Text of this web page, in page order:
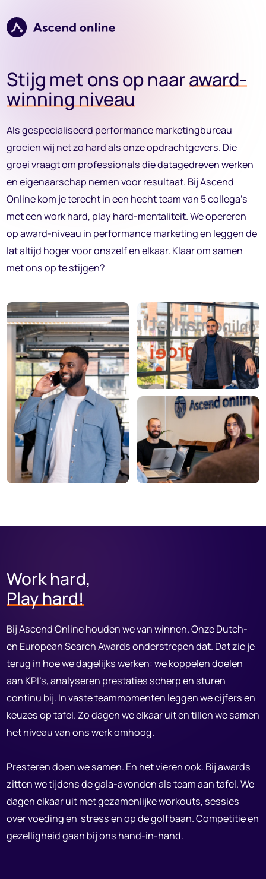
Verder naar navigatie
Ga naar hoofdinhoud
Footer
Stijg met ons op naaraward-
winning niveau
Als gespecialiseerd performance marketingbureau
groeien wij net zo hard als onze opdrachtgevers. Die
groei vraagt om professionals die datagedreven werken
en eigenaarschap nemen voor resultaat. Bij Ascend
Online kom je terecht in een hecht team van 5 collega’s
met een work hard, play hard-mentaliteit. We opereren
op award-niveau in performance marketing en leggen de
lat altijd hoger voor onszelf en elkaar. Klaar om samen
met ons op te stijgen?
Work hard,
Play hard!
Bij Ascend Online houden we van winnen. Onze Dutch-
en European Search Awards onderstrepen dat. Dat zie je
terug in hoe we dagelijks werken: we koppelen doelen
aan KPI’s, analyseren prestaties scherp en sturen
continu bij. In vaste teammomenten leggen we cijfers en
keuzes op tafel. Zo dagen we elkaar uit en tillen we samen
het niveau van ons werk omhoog.
Presteren doen we samen. En het vieren ook. Bij awards
zitten we tijdens de gala-avonden als team aan tafel. We
dagen elkaar uit met gezamenlijke workouts, sessies
over voeding en stress en op de golfbaan. Competitie en
gezelligheid gaan bij ons hand-in-hand.